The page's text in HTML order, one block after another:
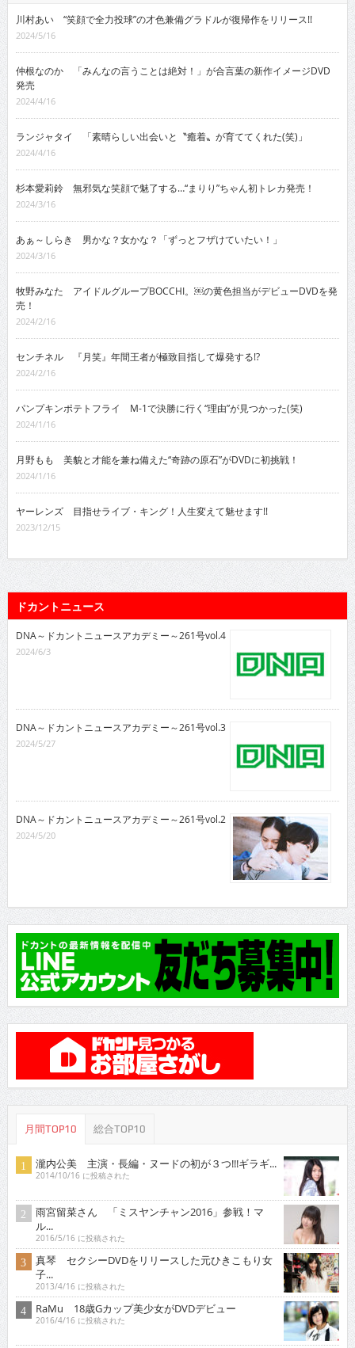
川村あい “笑顔で全力投球”の才色兼備グラドルが復帰作をリリース!!
2024/5/16
仲根なのか 「みんなの言うことは絶対！」が合言葉の新作イメージDVD
発売
2024/4/16
ランジャタイ 「素晴らしい出会いと〝癒着〟が育ててくれた(笑)」
2024/4/16
杉本愛莉鈴 無邪気な笑顔で魅了する…“まりり”ちゃん初トレカ発売！
2024/3/16
あぁ～しらき 男かな？女かな？「ずっとフザけていたい！」
2024/3/16
牧野みなた アイドルグループBOCCHI。￼の黄色担当がデビューDVDを発
売！
2024/2/16
センチネル 『月笑』年間王者が極致目指して爆発する!?
2024/2/16
パンプキンポテトフライ M-1で決勝に行く“理由”が見つかった(笑)
2024/1/16
月野もも 美貌と才能を兼ね備えた“奇跡の原石”がDVDに初挑戦！
2024/1/16
ヤーレンズ 目指せライブ・キング！人生変えて魅せます!!
2023/12/15
ドカントニュース
DNA～ドカントニュースアカデミー～261号vol.4
2024/6/3
DNA～ドカントニュースアカデミー～261号vol.3
2024/5/27
DNA～ドカントニュースアカデミー～261号vol.2
2024/5/20
月間TOP10 総合TOP10
瀧内公美 主演・長編・ヌードの初が３つ!!!ギラギ...
2014/10/16 に投稿された
雨宮留菜さん 「ミスヤンチャン2016」参戦！マ
ル...
2016/5/16 に投稿された
真琴 セクシーDVDをリリースした元ひきこもり女
子...
2013/4/16 に投稿された
RaMu 18歳Gカップ美少女がDVDデビュー
2016/4/16 に投稿された